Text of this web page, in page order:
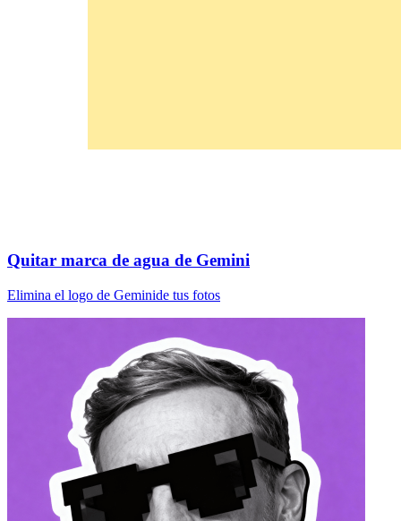
Quitar marca de agua de Gemini
Elimina el logo de Geminide tus fotos